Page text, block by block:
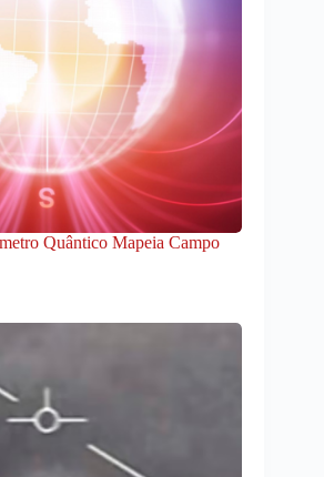
Quântico Mapeia Campo